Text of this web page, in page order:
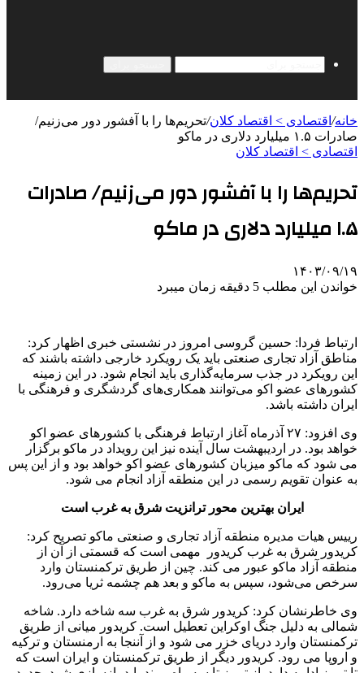
خانه/ اقتصادی > اقتصاد کلان/تحریم‌ها را با آفشور دور می‌زنیم/
صادرات ۱.۵ میلیارد دلاری در ماکو
اقتصادی > اقتصاد کلان
تحریم‌ها را با آفشور دور می‌زنیم/ صادرات
۱.۵ میلیارد دلاری در ماکو
۱۴۰۳/۰۹/۱۹
خواندن این مطلب 5 دقیقه زمان میبرد
ارتباط فردا: حسین گروسی امروز در نشستی خبری اظهار کرد:
مناطق آزاد تجاری صنعتی باید یک رویکرد خارجی داشته باشند که
این رویکرد در جذب سرمایه‌گذاری باید انجام شود. در این زمینه
کشورهای عضو اکو می‌توانند همکاری‌های گردشگری و فرهنگی با
ایران داشته باشد.
وی افزود: ۲۷ آذرماه آغاز ارتباط فرهنگی با کشورهای عضو اکو
خواهد بود. در اردیبهشت سال آینده نیز این رویداد در ماکو برگزار
می شود که ماکو میزبان کشورهای عضو اکو خواهد بود و از این پس
به عنوان تقویم رسمی در این منطقه آزاد انجام می شود.
ایران بهترین محور ترانزیت شرق به غرب است
رییس هیات مدیره منطقه آزاد تجاری و صنعتی ماکو تصریح کرد:
کریدور شرق به غرب کریدور مهمی است که قسمتی از آن از
منطقه آزاد ماکو عبور می کند. چین از طریق ترکمنستان وارد
سرخص می‌شود، سپس به ماکو و بعد هم چشمه ثریا می‌رود.
وی خاطرنشان کرد: کریدور شرق به غرب سه شاخه دارد. شاخه
شمالی به دلیل جنگ اوکراین تعطیل است. کریدور میانی از طریق
ترکمنستان وارد دریای خزر می شود و از آننجا به ارمنستان و ترکیه
و اروپا می رود. کریدور دیگر از طریق ترکمنستان و ایران است که